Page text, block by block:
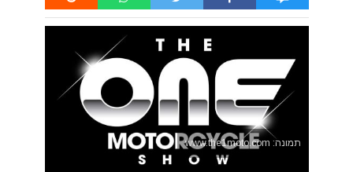
תמונה: www.the1moto.com